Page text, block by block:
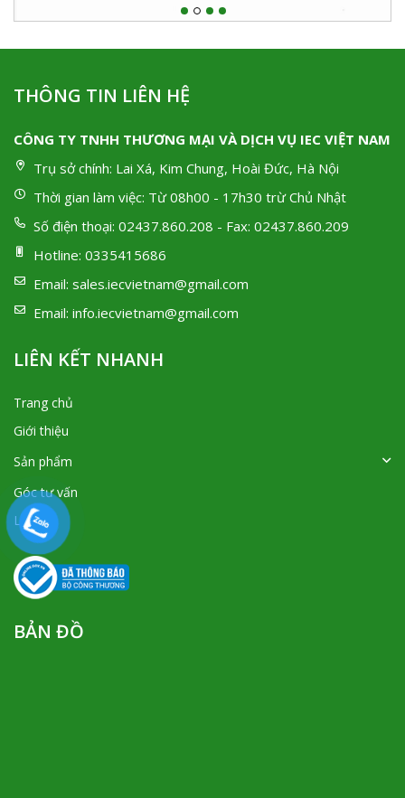
THÔNG TIN LIÊN HỆ
CÔNG TY TNHH THƯƠNG MẠI VÀ DỊCH VỤ IEC VIỆT NAM
Trụ sở chính: Lai Xá, Kim Chung, Hoài Đức, Hà Nội
Thời gian làm việc: Từ 08h00 - 17h30 trừ Chủ Nhật
Số điện thoại: 02437.860.208 - Fax: 02437.860.209
Hotline: 0335415686
Email: sales.iecvietnam@gmail.com
Email: info.iecvietnam@gmail.com
LIÊN KẾT NHANH
Trang chủ
Giới thiệu
Sản phẩm
Góc tư vấn
Liên hệ
BẢN ĐỒ